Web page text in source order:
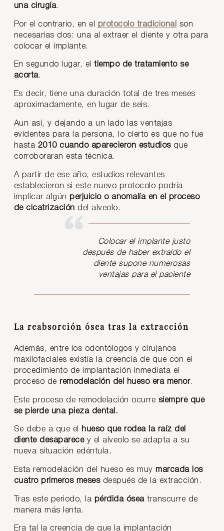
una cirugía.
Por el contrario, en el protocolo tradicional
son
necesarias dos: una al extraer el diente y otra para
colocar el implante.
En segundo lugar, eltiempo de tratamiento se
acorta.
Es decir, tiene una duración total de tres meses
aproximadamente, en lugar de seis.
Aun así, y dejando a un lado las ventajas
evidentes para la persona, lo cierto es que no fue
hasta 2010 cuando aparecieron estudiosque
corroboraran esta técnica.
A partir de ese año, estudios relevantes
establecieron si este nuevo protocolo podría
implicar algún perjuicio o anomalía en el proceso
de cicatrización del alveolo.
Colocar el implante justo
después de haber extraído el
diente supone numerosas
ventajas para el paciente
La reabsorción ósea tras la extracción
Además, entre los odontólogos y cirujanos
maxilofaciales existía la creencia de que con el
procedimiento de implantación inmediata el
proceso de remodelación del hueso era menor.
Este proceso de remodelación ocurre siempre que
se pierde una pieza dental.
Se debe a que el
hueso que rodea la raíz del
diente desaparecey el alveolo se adapta a su
nueva situación edéntula.
Esta remodelación del hueso es muy marcada los
cuatro primeros mesesdespués de la extracción.
Tras este periodo, la pérdida óseatranscurre de
manera más lenta.
Era tal la creencia de que la implantación